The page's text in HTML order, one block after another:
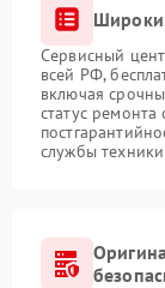
Сервисный
всей РФ,
включая
статус ремонта
службы техники